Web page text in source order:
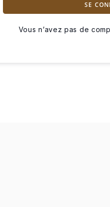
SE
Vous n’avez pas de